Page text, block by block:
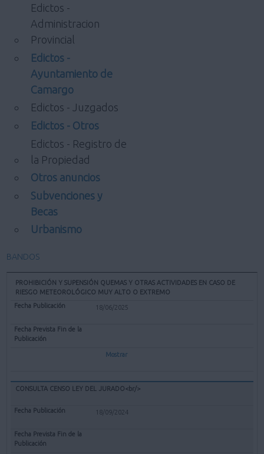
Edictos -
Administracion
Provincial
Edictos -
Ayuntamiento de
Camargo
Edictos - Juzgados
Edictos - Otros
Edictos - Registro de
la Propiedad
Otros anuncios
Subvenciones y
Becas
Urbanismo
BANDOS
PROHIBICIÓN Y SUPENSIÓN QUEMAS Y OTRAS ACTIVIDADES EN CASO DE
RIESGO METEOROLÓGICO MUY ALTO O EXTREMO
18/06/2025
Mostrar
CONSULTA CENSO LEY DEL JURADO<br/>
18/09/2024